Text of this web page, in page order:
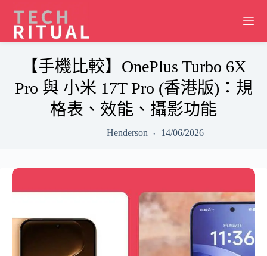
content
【手機比較】OnePlus Turbo 6X
Pro 與 小米 17T Pro (香港版)：規
格表、效能、攝影功能
Henderson 14/06/2026